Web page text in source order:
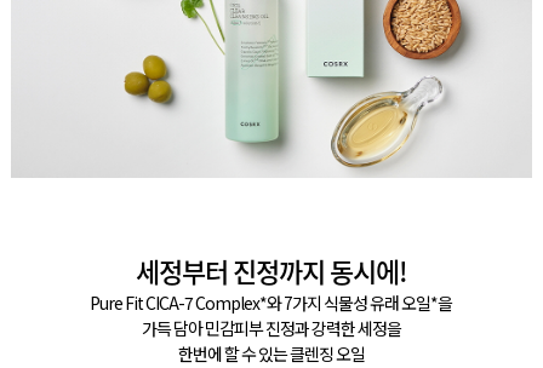
세정부터 진정까지 동시에!
Pure Fit CICA-7 Complex*와 7가지 식물성 유래 오일*을
가득 담아 민감피부 진정과 강력한 세정을
한번에 할 수 있는 클렌징 오일